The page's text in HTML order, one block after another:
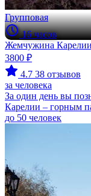
Групповая
16 часов
Жемчужина
3800 ₽
4.7 38 отзывов
за человека
За один день вы
Карелии – горным
до 50 человек